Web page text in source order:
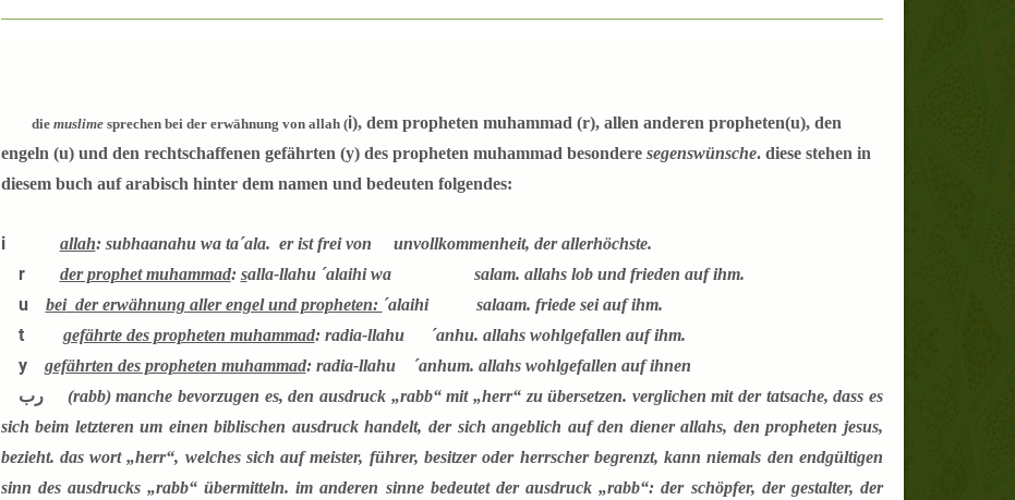
die muslime sprechen bei der erwähnung von allah (i), dem propheten muhammad (r), allen anderen propheten(u), den
engeln (u) und den rechtschaffenen gefährten (y) des propheten muhammad besondere segenswünsche. diese stehen in
diesem buch auf arabisch hinter dem namen und bedeuten folgendes:
i allah: subhaanahu wa ta´ala. er ist frei von unvollkommenheit, der allerhöchste.
r der prophet muhammad: salla-llahu ´alaihi wa salam. allahs lob und frieden auf ihm.
u bei der erwähnung aller engel und propheten: ´alaihi salaam. friede sei auf ihm.
t gefährte des propheten muhammad: radia-llahu ´anhu. allahs wohlgefallen auf ihm.
y gefährten des propheten muhammad: radia-llahu ´anhum. allahs wohlgefallen auf ihnen
رب (rabb)manche bevorzugen es, den ausdruck „rabb“ mit „herr“ zu übersetzen. verglichen mit der tatsache, dass es
sich beim letzteren um einen biblischen ausdruck handelt, der sich angeblich auf den diener allahs, den propheten jesus,
bezieht. das wort „herr“, welches sich auf meister, führer, besitzer oder herrscher begrenzt, kann niemals den endgültigen
sinn des ausdrucks „rabb“ übermitteln. im anderen sinne bedeutet der ausdruck „rabb“: der schöpfer, der gestalter, der